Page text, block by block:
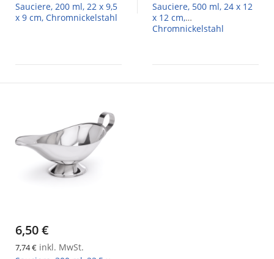
Sauciere, 200 ml, 22 x 9,5
x 9 cm, Chromnickelstahl
Sauciere, 500 ml, 24 x 12
x 12 cm,
Chromnickelstahl
6,50 €
7,74 € inkl. MwSt.